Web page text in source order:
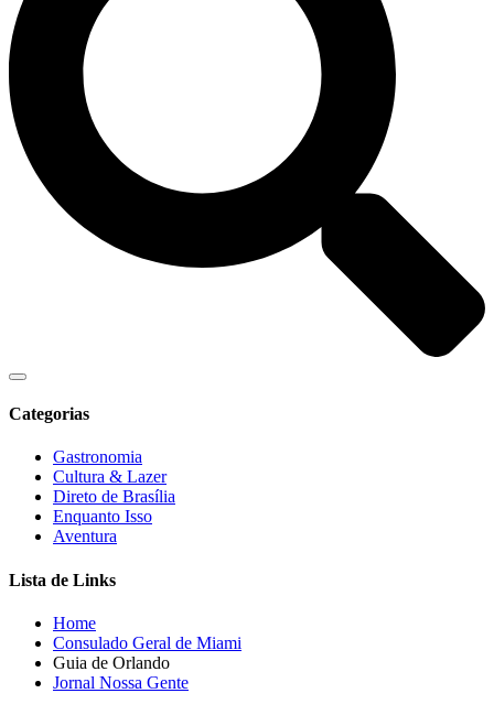
Categorias
Gastronomia
Cultura & Lazer
Direto de Brasília
Enquanto Isso
Aventura
Lista de Links
Home
Consulado Geral de Miami
Guia de Orlando
Jornal Nossa Gente